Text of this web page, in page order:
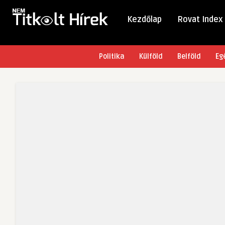
Kezdőlap Rovat Index
Politika Külföld Belföld